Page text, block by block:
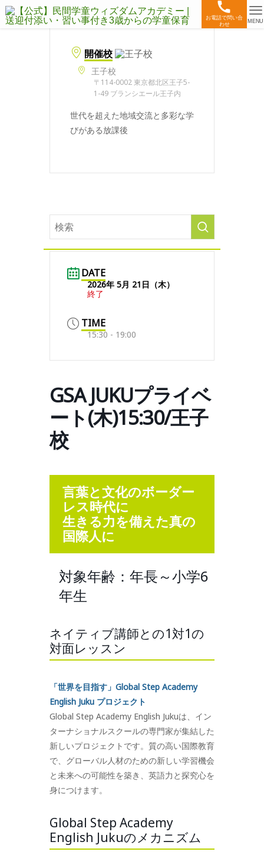
お電話で問い合
わせ
MENU
開催校
王子校
〒114-0002 東京都北区王子5-
1-49 ブランシエール王子内
世代を超えた地域交流と多彩な学
びがある放課後
DATE
2026年 5月 21日（木）
終了
TIME
15:30 - 19:00
GSA JUKUプライベ
ート(木)15:30/王子
校
言葉と文化のボーダー
レス時代に
生きる力を備えた真の
国際人に
対象年齢：年長～小学6
年生
ネイティブ講師との1対1の
対面レッスン
「世界を目指す」Global Step Academy
English Juku プロジェクト
Global Step Academy English Jukuは、イン
ターナショナルスクールの専門家が集結した
新しいプロジェクトです。質の高い国際教育
で、グローバル人材のための新しい学習機会
と未来への可能性を築き、英語力と探究心を
身につけます。
Global Step Academy
English Jukuのメカニズム